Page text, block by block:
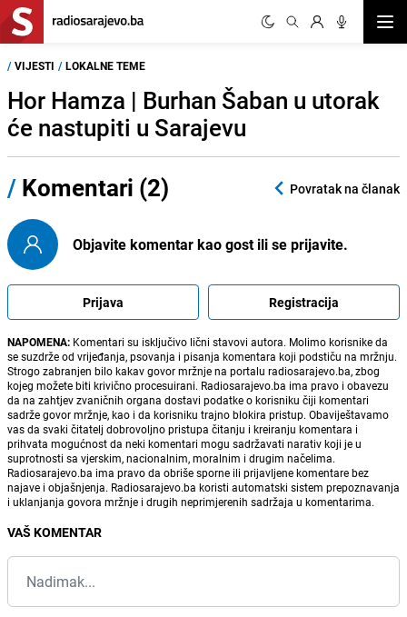
/ VIJESTI / LOKALNE TEME
Hor Hamza | Burhan Šaban u utorak
će nastupiti u Sarajevu
/ Komentari (2) Povratak na članak
Objavite komentar kao gost ili se prijavite.
Prijava Registracija
NAPOMENA: Komentari su isključivo lični stavovi autora. Molimo korisnike da
se suzdrže od vrijeđanja, psovanja i pisanja komentara koji podstiču na mržnju.
Strogo zabranjen bilo kakav govor mržnje na portalu radiosarajevo.ba, zbog
kojeg možete biti krivično procesuirani. Radiosarajevo.ba ima pravo i obavezu
da na zahtjev zvaničnih organa dostavi podatke o korisniku čiji komentari
sadrže govor mržnje, kao i da korisniku trajno blokira pristup. Obaviještavamo
vas da svaki čitatelj dobrovoljno pristupa čitanju i kreiranju komentara i
prihvata mogućnost da neki komentari mogu sadržavati narativ koji je u
suprotnosti sa vjerskim, nacionalnim, moralnim i drugim načelima.
Radiosarajevo.ba ima pravo da obriše sporne ili prijavljene komentare bez
najave i objašnjenja. Radiosarajevo.ba koristi automatski sistem prepoznavanja
i uklanjanja govora mržnje i drugih neprimjerenih sadržaja u komentarima.
VAŠ KOMENTAR